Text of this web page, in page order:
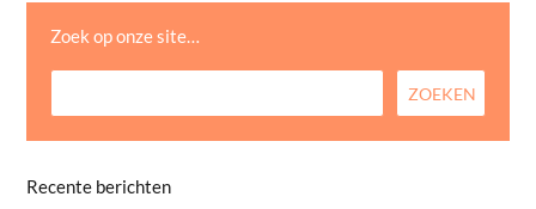
Zoek op onze site…
Recente berichten